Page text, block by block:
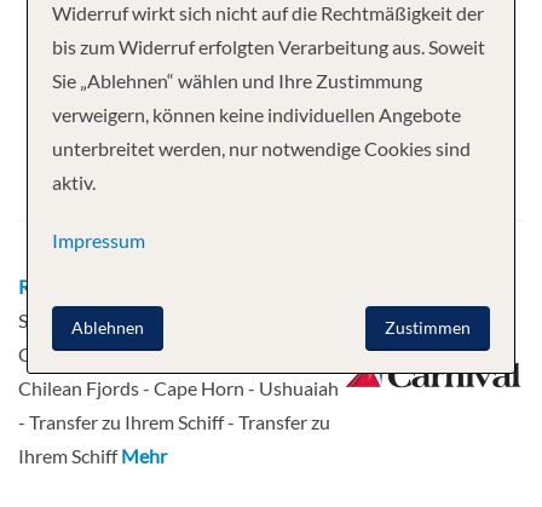
Ihre Kreuzfahrt
14 NächteCarnival Firenze
Abfahrt
Route
Schiff - Transfer zu Ihrem Schiff -
Chilean Fjords - Chilean Fjords -
Chilean Fjords - Cape Horn - Ushuaiah
- Transfer zu Ihrem Schiff - Transfer zu
Ihrem SchiffMehr
Widerruf wirkt sich nicht auf die Rechtmäßigkeit der
bis zum Widerruf erfolgten Verarbeitung aus. Soweit
Sie „Ablehnen“ wählen und Ihre Zustimmung
verweigern, können keine individuellen Angebote
unterbreitet werden, nur notwendige Cookies sind
aktiv.
Impressum
Zustimmen
Ablehnen